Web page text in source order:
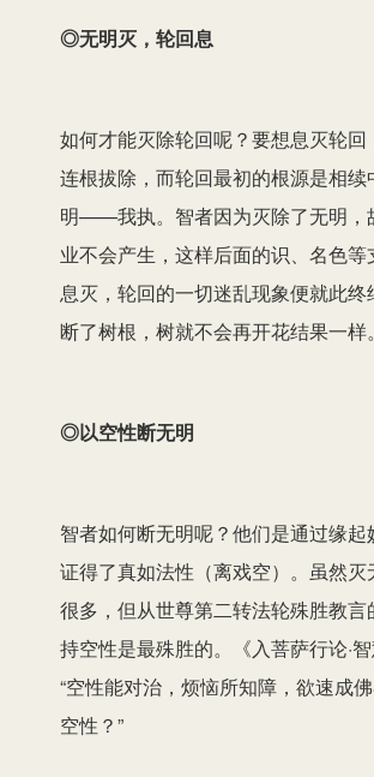
◎无明灭，轮回息
如何才能灭除轮回呢？要想息灭轮回
连根拔除，而轮回最初的根源是相续
明——我执。智者因为灭除了无明，
业不会产生，这样后面的识、名色等
息灭，轮回的一切迷乱现象便就此终
断了树根，树就不会再开花结果一样。
◎以空性断无明
智者如何断无明呢？他们是通过缘起
证得了真如法性（离戏空）。虽然灭
很多，但从世尊第二转法轮殊胜教言
持空性是最殊胜的。《入菩萨行论·智
“空性能对治，烦恼所知障，欲速成
空性？”